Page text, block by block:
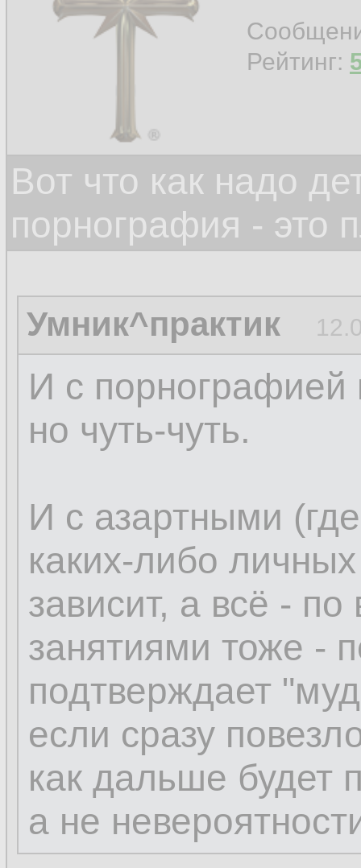
Рейтинг:
Вот что как надо
порнография - это
Умник^практик
И с порнографией
но чуть-чуть.
И с азартными
каких-либо
зависит, а всё -
занятиями тоже -
подтверждает
если сразу
как дальше будет
а не